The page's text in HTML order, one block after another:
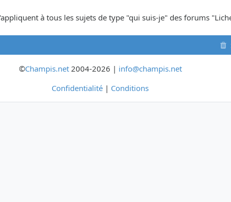
à tous les sujets de type "qui suis-je" des forums
©Champis.net2004-2026 | info@champis.net
Confidentialité | Conditions